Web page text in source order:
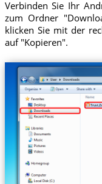
Verbinden Sie Ihr
zum Ordner
klicken Sie mit der
auf "Kopieren".